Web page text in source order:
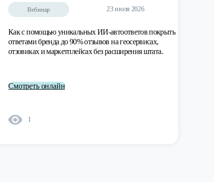
Вебинар 23 июля 2026
Как с помощью уникальных ИИ-автоответов покрыть
ответами бренда до 90% отзывов на геосервисах,
отзовиках и маркетплейсах без расширения штата.
Смотреть онлайн
1